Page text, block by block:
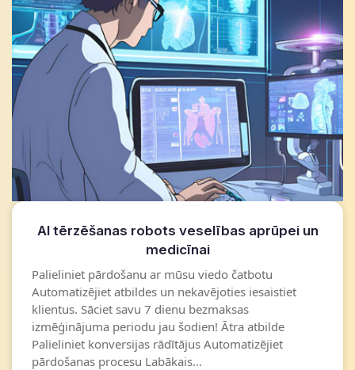
AI tērzēšanas robots veselības aprūpei un
medicīnai
Palieliniet pārdošanu ar mūsu viedo čatbotu
Automatizējiet atbildes un nekavējoties iesaistiet
klientus. Sāciet savu 7 dienu bezmaksas
izmēģinājuma periodu jau šodien! Ātra atbilde
Palieliniet konversijas rādītājus Automatizējiet
pārdošanas procesu Labākais...